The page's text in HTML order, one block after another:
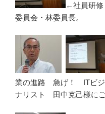
←社員研修
委員会・林委員長。
業の進路 急げ！ ITビジ
ナリスト 田中克己様にご